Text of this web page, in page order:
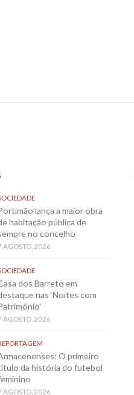
lança a maior obra
habitação pública de
no concelho
AGOSTO, 2026
dos Barreto em
nas ‘Noites com
AGOSTO, 2026
O primeiro
da história do futebol
AGOSTO, 2026